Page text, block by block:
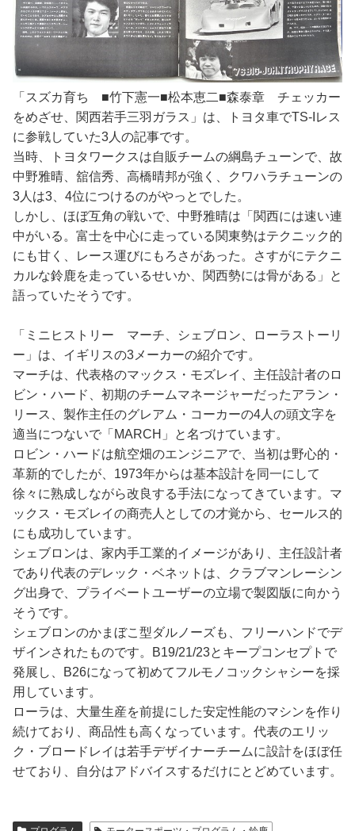
「スズカ育ち ■竹下憲一■松本恵二■森泰章 チェッカー
をめざせ、関西若手三羽ガラス」は、トヨタ車でTS-Iレス
に参戦していた3人の記事です。
当時、トヨタワークスは自販チームの綱島チューンで、故
中野雅晴、舘信秀、高橋晴邦が強く、クワハラチューンの
3人は3、4位につけるのがやっとでした。
しかし、ほぼ互角の戦いで、中野雅晴は「関西には速い連
中がいる。富士を中心に走っている関東勢はテクニック的
にも甘く、レース運びにもろさがあった。さすがにテクニ
カルな鈴鹿を走っているせいか、関西勢には骨がある」と
語っていたそうです。
「ミニヒストリー マーチ、シェブロン、ローラストーリ
ー」は、イギリスの3メーカーの紹介です。
マーチは、代表格のマックス・モズレイ、主任設計者のロ
ビン・ハード、初期のチームマネージャーだったアラン・
リース、製作主任のグレアム・コーカーの4人の頭文字を
適当につないで「MARCH」と名づけています。
ロビン・ハードは航空畑のエンジニアで、当初は野心的・
革新的でしたが、1973年からは基本設計を同一にして
徐々に熟成しながら改良する手法になってきています。マ
ックス・モズレイの商売人としての才覚から、セールス的
にも成功しています。
シェブロンは、家内手工業的イメージがあり、主任設計者
であり代表のデレック・ベネットは、クラブマンレーシン
グ出身で、プライベートユーザーの立場で製図版に向かう
そうです。
シェブロンのかまぼこ型ダルノーズも、フリーハンドでデ
ザインされたものです。B19/21/23とキープコンセプトで
発展し、B26になって初めてフルモノコックシャシーを採
用しています。
ローラは、大量生産を前提にした安定性能のマシンを作り
続けており、商品性も高くなっています。代表のエリッ
ク・ブロードレイは若手デザイナーチームに設計をほぼ任
せており、自分はアドバイスするだけにとどめています。